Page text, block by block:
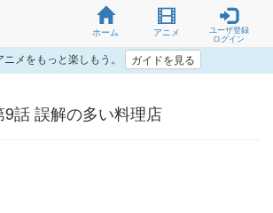
ホーム アニメ
ユーザ登録
ログイン
メをもっと楽しもう。 ガイドを見る
話 誤解の多い料理店